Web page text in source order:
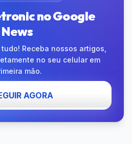
no Google
News
Receba nossos artigos,
no seu celular em
mão.
AGORA